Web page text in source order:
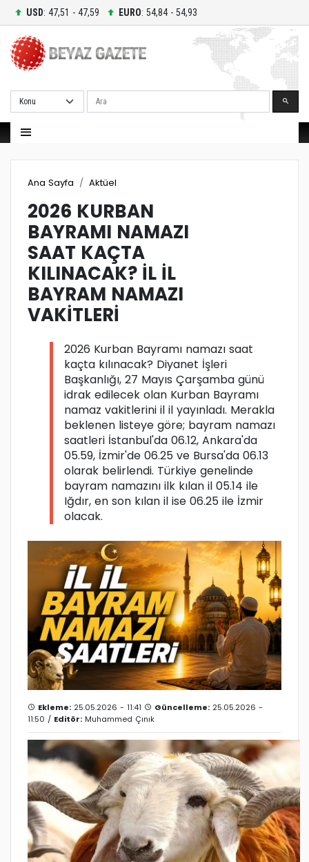
USD: 47,51 - 47,59 EURO: 54,84 - 54,93
Ara
Ana Sayfa Aktüel
2026 KURBAN
BAYRAMI NAMAZI
SAAT KAÇTA
KILINACAK? İL İL
BAYRAM NAMAZI
VAKİTLERİ
2026 Kurban Bayramı namazı saat
kaçta kılınacak? Diyanet İşleri
Başkanlığı, 27 Mayıs Çarşamba günü
idrak edilecek olan Kurban Bayramı
namaz vakitlerini il il yayınladı. Merakla
beklenen listeye göre; bayram namazı
saatleri İstanbul'da 06.12, Ankara'da
05.59, İzmir'de 06.25 ve Bursa'da 06.13
olarak belirlendi. Türkiye genelinde
bayram namazını ilk kılan il 05.14 ile
Iğdır, en son kılan il ise 06.25 ile İzmir
olacak.
Ekleme: 25.05.2026 - 11:41 Güncelleme: 25.05.2026 -
11:50 / Editör: Muhammed Çınık